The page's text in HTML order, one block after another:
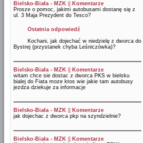
Bielsko-Biała - MZK
Komentarze
Prosze o pomoc, jakimi autobusami dostanę się z
ul. 3 Maja Prezydent do Tesco?
Ostatnia odpowiedź
Kochani, jak dojechać w niedzielę z dworca do
Bystrej (przystanek chyba Leśniczówka)?
Bielsko-Biała - MZK
Komentarze
witam chce sie dostac z dworca PKS w bielsku
bialej do Fiata moze ktos wie jakie tam autobusy
jezdza dziekuje za informacje
Bielsko-Biała - MZK
Komentarze
jak dojechac z dworca pkp na szyndzielnie?
Bielsko-Biała - MZK
Komentarze